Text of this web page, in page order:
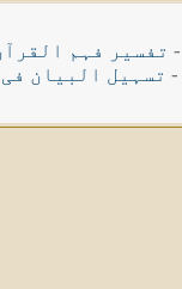
- تفسیر فہم
- تسہیل البیان